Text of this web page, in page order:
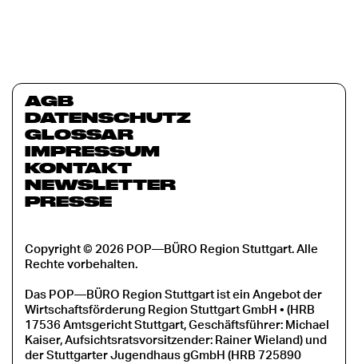
AGB
DATENSCHUTZ
GLOSSAR
IMPRESSUM
KONTAKT
NEWSLETTER
PRESSE
Copyright © 2026 POP—BÜRO Region Stuttgart. Alle
Rechte vorbehalten.
Das POP—BÜRO Region Stuttgart ist ein Angebot der
Wirtschaftsförderung Region Stuttgart GmbH • (HRB
17536 Amtsgericht Stuttgart, Geschäftsführer: Michael
Kaiser, Aufsichtsratsvorsitzender: Rainer Wieland) und
der Stuttgarter Jugendhaus gGmbH (HRB 725890